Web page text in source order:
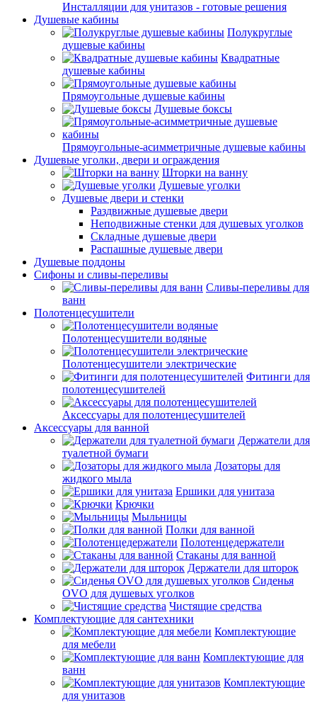
Инсталляции для унитазов - готовые решения
Душевые кабины
Полукруглые
душевые кабины
Квадратные
душевые кабины
Прямоугольные душевые кабины
Душевые боксы
Прямоугольные-асимметричные душевые кабины
Душевые уголки, двери и ограждения
Шторки на ванну
Душевые уголки
Душевые двери и стенки
Раздвижные душевые двери
Неподвижные стенки для душевых уголков
Складные душевые двери
Распашные душевые двери
Душевые поддоны
Сифоны и сливы-переливы
Сливы-переливы для
ванн
Полотенцесушители
Полотенцесушители водяные
Полотенцесушители электрические
Фитинги для
полотенцесушителей
Аксессуары для полотенцесушителей
Аксессуары для ванной
Держатели для
туалетной бумаги
Дозаторы для
жидкого мыла
Ершики для унитаза
Крючки
Мыльницы
Полки для ванной
Полотенцедержатели
Стаканы для ванной
Держатели для шторок
Сиденья
OVO для душевых уголков
Чистящие средства
Комплектующие для сантехники
Комплектующие
для мебели
Комплектующие для
ванн
Комплектующие
для унитазов